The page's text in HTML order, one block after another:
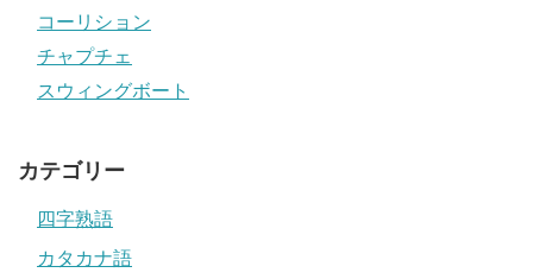
コーリション
チャプチェ
スウィングボート
カテゴリー
四字熟語
カタカナ語